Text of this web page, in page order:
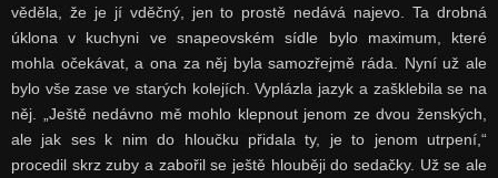
věděla, že je jí vděčný, jen to prostě nedává najevo. Ta drobná
úklona v kuchyni ve snapeovském sídle bylo maximum, které
mohla očekávat, a ona za něj byla samozřejmě ráda. Nyní už ale
bylo vše zase ve starých kolejích. Vyplázla jazyk a zašklebila se na
něj. „Ještě nedávno mě mohlo klepnout jenom ze dvou ženských,
ale jak ses k nim do hloučku přidala ty, je to jenom utrpení,“
procedil skrz zuby a zabořil se ještě hlouběji do sedačky. Už se ale